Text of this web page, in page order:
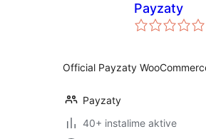
Payzaty
Official Payzaty
Payzaty
40+ instalime aktive